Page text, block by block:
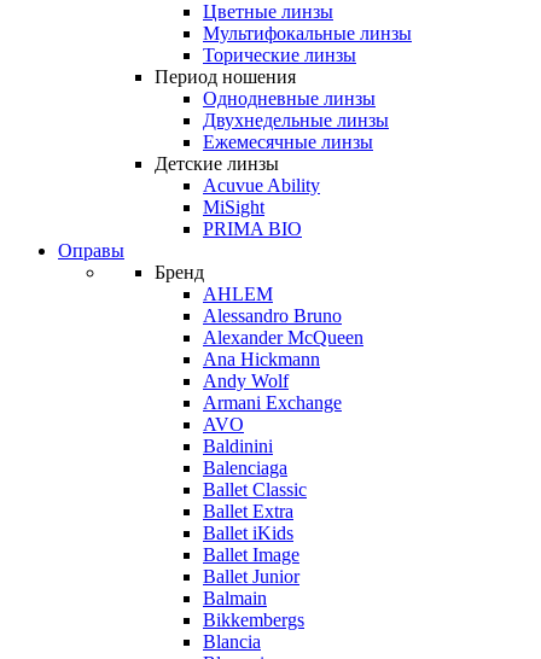
Цветные линзы
Мультифокальные линзы
Торические линзы
Период ношения
Однодневные линзы
Двухнедельные линзы
Ежемесячные линзы
Детские линзы
Acuvue Ability
MiSight
PRIMA BIO
Оправы
Бренд
AHLEM
Alessandro Bruno
Alexander McQueen
Ana Hickmann
Andy Wolf
Armani Exchange
AVO
Baldinini
Balenciaga
Ballet Classic
Ballet Extra
Ballet iKids
Ballet Image
Ballet Junior
Balmain
Bikkembergs
Blancia